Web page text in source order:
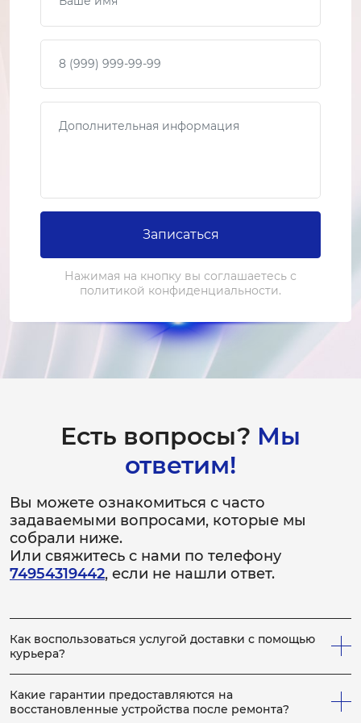
Ваш телефон
Сообщение
Записаться
Нажимая на кнопку вы соглашаетесь с
политикой конфиденциальности.
Есть вопросы? Мы
ответим!
Вы можете ознакомиться с часто
задаваемыми вопросами, которые мы
собрали ниже.
Или свяжитесь с нами по телефону
74954319442, если не нашли ответ.
Как воспользоваться услугой доставки с помощью
курьера?
Всё просто! Если у вас не получается привезти
неисправное устройство в сервис, вы можете заказать
нашего курьера, который заберет устройство на
ремонт, по выполнению которого, доставит устройство
Какие гарантии предоставляются на
восстановленные устройства после ремонта?